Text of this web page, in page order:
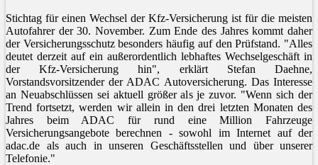
Stichtag für einen Wechsel der Kfz-Versicherung ist für die meisten
Autofahrer der 30. November. Zum Ende des Jahres kommt daher
der Versicherungsschutz besonders häufig auf den Prüfstand. "Alles
deutet derzeit auf ein außerordentlich lebhaftes Wechselgeschäft in
der Kfz-Versicherung hin", erklärt Stefan Daehne,
Vorstandsvorsitzender der ADAC Autoversicherung. Das Interesse
an Neuabschlüssen sei aktuell größer als je zuvor. "Wenn sich der
Trend fortsetzt, werden wir allein in den drei letzten Monaten des
Jahres beim ADAC für rund eine Million Fahrzeuge
Versicherungsangebote berechnen - sowohl im Internet auf der
adac.de als auch in unseren Geschäftsstellen und über unserer
Telefonie."